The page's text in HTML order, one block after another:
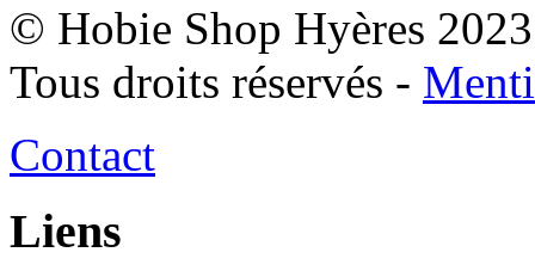
© Hobie Shop Hyères 2023
Tous droits réservés -
Contact
Liens